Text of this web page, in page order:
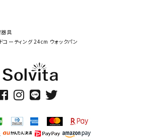
器具
コーティング 24cm ウォックパン